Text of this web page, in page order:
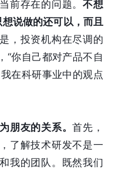
前存在的问题。不想
说做的还可以，而且
，投资机构在尽调的
“你自己都对产品不自
在科研事业中的观点
朋友的关系。首先，
了解技术研发不是一
我的团队。既然我们